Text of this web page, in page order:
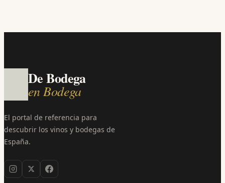
De Bodega
en Bodega
El portal de referencia para
descubrir los vinos y bodegas de
España.